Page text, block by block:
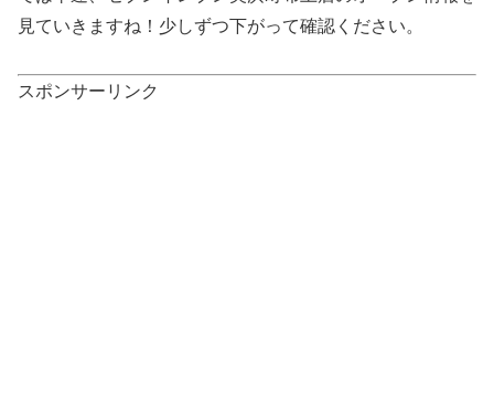
見ていきますね！少しずつ下がって確認ください。
スポンサーリンク